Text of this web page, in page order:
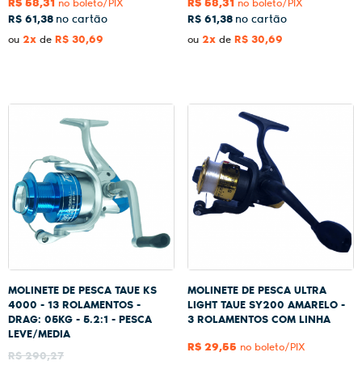
R$ 61,38
ou 2x de R$ 30,69
R$ 61,38
ou 2x de R$ 30,69
MOLINETE DE PESCA TAUE KS
4000 - 13 ROLAMENTOS -
DRAG: 05KG - 5.2:1 - PESCA
LEVE/MEDIA
R$ 290,27
MOLINETE DE PESCA ULTRA
LIGHT TAUE SY200 AMARELO -
3 ROLAMENTOS COM LINHA
R$ 29,55 no boleto/PIX